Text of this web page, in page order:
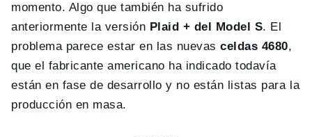
momento. Algo que también ha sufrido
anteriormente la versión Plaid + del Model S. El
problema parece estar en las nuevasceldas 4680,
que el fabricante americano ha indicado todavía
están en fase de desarrollo y no están listas para la
producción en masa.